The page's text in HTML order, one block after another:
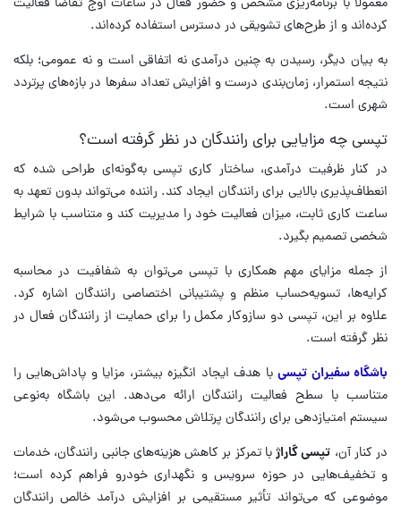
کرده‌اند و از طرح‌های تشویقی در دسترس استفاده کرده‌اند.
به بیان دیگر، رسیدن به چنین درآمدی نه اتفاقی است و نه عمومی؛ بلکه
نتیجه استمرار، زمان‌بندی درست و افزایش تعداد سفرها در بازه‌های پرتردد
شهری است.
تپسی چه مزایایی برای رانندگان در نظر گرفته است؟
در کنار ظرفیت درآمدی، ساختار کاری تپسی به‌گونه‌ای طراحی شده که
انعطاف‌پذیری بالایی برای رانندگان ایجاد کند. راننده می‌تواند بدون تعهد به
ساعت کاری ثابت، میزان فعالیت خود را مدیریت کند و متناسب با شرایط
شخصی تصمیم بگیرد.
از جمله مزایای مهم همکاری با تپسی می‌توان به شفافیت در محاسبه
کرایه‌ها، تسویه‌حساب منظم و پشتیبانی اختصاصی رانندگان اشاره کرد.
علاوه بر این، تپسی دو سازوکار مکمل را برای حمایت از رانندگان فعال در
نظر گرفته است.
باشگاه سفیران تپسیبا هدف ایجاد انگیزه بیشتر، مزایا و پاداش‌هایی را
متناسب با سطح فعالیت رانندگان ارائه می‌دهد. این باشگاه به‌نوعی
سیستم امتیازدهی برای رانندگان پرتلاش محسوب می‌شود.
در کنار آن، تپسی گاراژبا تمرکز بر کاهش هزینه‌های جانبی رانندگان، خدمات
و تخفیف‌هایی در حوزه سرویس و نگهداری خودرو فراهم کرده است؛
موضوعی که می‌تواند تأثیر مستقیمی بر افزایش درآمد خالص رانندگان